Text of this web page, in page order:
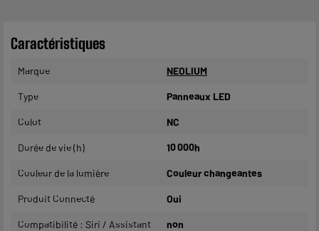
Caractéristiques
Marque NEOLIUM
Type Panneaux LED
Culot NC
Durée de vie (h) 10 000h
Couleur de la lumière Couleur changeantes
Produit Connecté Oui
Compatibilité : Siri / Assistant
non